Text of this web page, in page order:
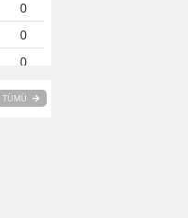
0
0
0
0
TÜMÜ